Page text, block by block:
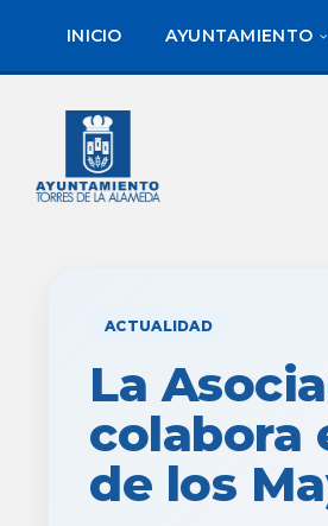
contenido
de
INICIO AYUNTAMIENTO
ACTUALIDAD
La
colabora
de los